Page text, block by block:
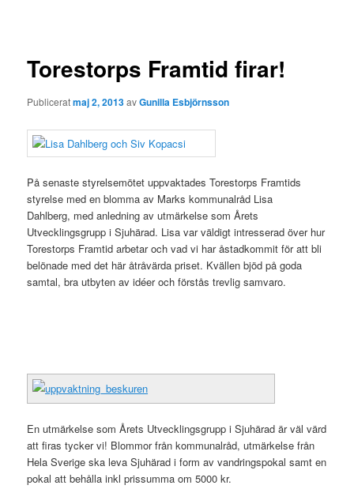
Torestorps Framtid firar!
Publiceratmaj 2, 2013avGunilla Esbjörnsson
På senaste styrelsemötet uppvaktades Torestorps Framtids
styrelse med en blomma av Marks kommunalråd Lisa
Dahlberg, med anledning av utmärkelse som Årets
Utvecklingsgrupp i Sjuhärad. Lisa var väldigt intresserad över hur
Torestorps Framtid arbetar och vad vi har åstadkommit för att bli
belönade med det här åtråvärda priset. Kvällen bjöd på goda
samtal, bra utbyten av idéer och förstås trevlig samvaro.
En utmärkelse som Årets Utvecklingsgrupp i Sjuhärad är väl värd
att firas tycker vi! Blommor från kommunalråd, utmärkelse från
Hela Sverige ska leva Sjuhärad i form av vandringspokal samt en
pokal att behålla inkl prissumma om 5000 kr.